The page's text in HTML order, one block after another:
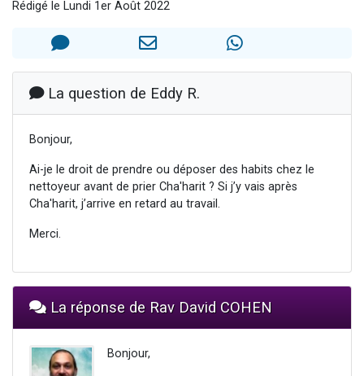
3 personnes viennent de faire un don pour 5 jours de vacances aux Orphelins
3 personnes viennent de nous rejoindre sur WhatsApp
Rédigé le Lundi 1er Août 2022
La question de Eddy R.
Bonjour,
Ai-je le droit de prendre ou déposer des habits chez le
nettoyeur avant de prier Cha'harit ? Si j’y vais après
Cha'harit, j’arrive en retard au travail.
Merci.
La réponse de Rav David COHEN
Bonjour,